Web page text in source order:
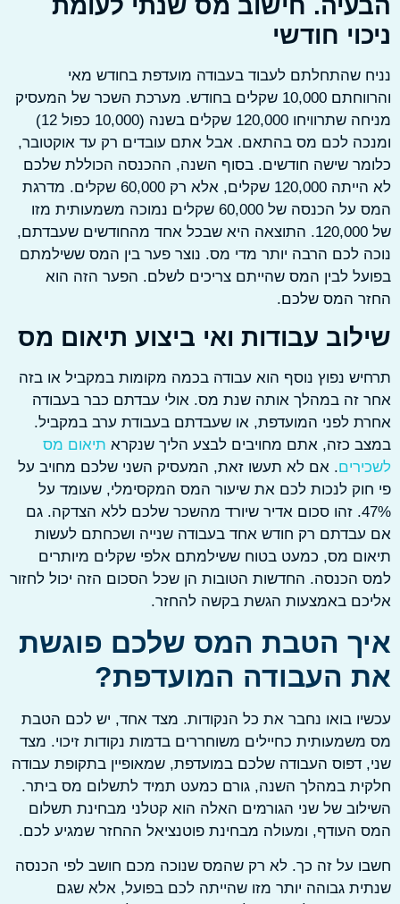
חישוב מס שנתי לעומת
חודשי
שהתחלתם לעבוד בעבודה מועדפת בחודש מאי
והרווחתם 10,000 שקלים בחודש. מערכת השכר של המעסיק
מניחה שתרוויחו 120,000 שקלים בשנה (10,000 כפול 12)
לכם מס בהתאם. אבל אתם עובדים רק עד אוקטובר,
שישה חודשים. בסוף השנה, ההכנסה הכוללת שלכם
לא הייתה 120,000 שקלים, אלא רק 60,000 שקלים. מדרגת
המס על הכנסה של 60,000 שקלים נמוכה משמעותית מזו
של 120,000. התוצאה היא שבכל אחד מהחודשים שעבדתם,
לכם הרבה יותר מדי מס. נוצר פער בין המס ששילמתם
לבין המס שהייתם צריכים לשלם. הפער הזה הוא
המס שלכם.
עבודות ואי ביצוע תיאום מס
נפוץ נוסף הוא עבודה בכמה מקומות במקביל או בזה
זה במהלך אותה שנת מס. אולי עבדתם כבר בעבודה
לפני המועדפת, או שעבדתם בעבודת ערב במקביל.
כזה, אתם מחויבים לבצע הליך שנקראתיאום מס
. אם לא תעשו זאת, המעסיק השני שלכם מחויב על
לנכות לכם את שיעור המס המקסימלי, שעומד על
47%. זהו סכום אדיר שיורד מהשכר שלכם ללא הצדקה. גם
רק חודש אחד בעבודה שנייה ושכחתם לעשות
מס, כמעט בטוח ששילמתם אלפי שקלים מיותרים
הכנסה. החדשות הטובות הן שכל הסכום הזה יכול לחזור
באמצעות הגשת בקשה להחזר.
הטבת המס שלכם פוגשת
העבודה המועדפת?
בואו נחבר את כל הנקודות. מצד אחד, יש לכם הטבת
כחיילים משוחררים בדמות נקודות זיכוי. מצד
דפוס העבודה שלכם במועדפת, שמאופיין בתקופת עבודה
במהלך השנה, גורם כמעט תמיד לתשלום מס ביתר.
של שני הגורמים האלה הוא קטלני מבחינת תשלום
העודף, ומעולה מבחינת פוטנציאל ההחזר שמגיע לכם.
על זה כך. לא רק שהמס שנוכה מכם חושב לפי הכנסה
גבוהה יותר מזו שהייתה לכם בפועל, אלא שגם